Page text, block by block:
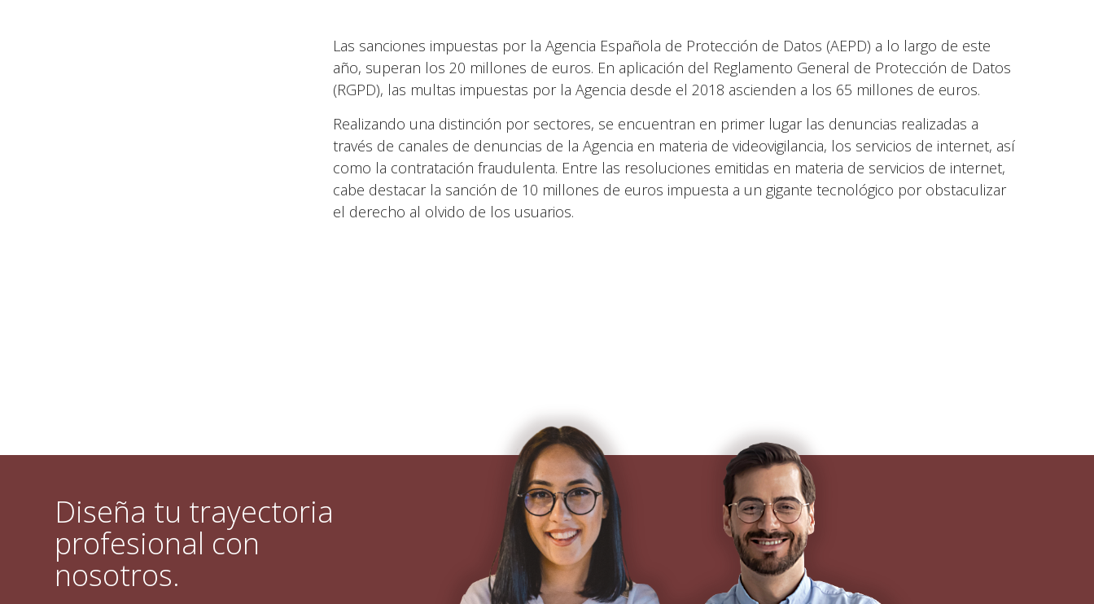
Las sanciones impuestas por la Agencia Española de Protección de Datos (AEPD) a lo largo de este
año, superan los 20 millones de euros. En aplicación del Reglamento General de Protección de Datos
(RGPD), las multas impuestas por la Agencia desde el 2018 ascienden a los 65 millones de euros.
Realizando una distinción por sectores, se encuentran en primer lugar las denuncias realizadas a
través de canales de denuncias de la Agencia en materia de videovigilancia, los servicios de internet, así
como la contratación fraudulenta. Entre las resoluciones emitidas en materia de servicios de internet,
cabe destacar la sanción de 10 millones de euros impuesta a un gigante tecnológico por obstaculizar
el derecho al olvido de los usuarios.
Diseña tu trayectoria
profesional con
nosotros.